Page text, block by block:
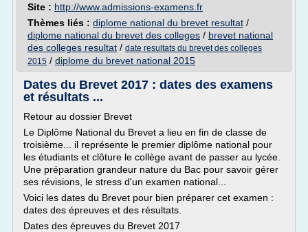
Site : http://www.admissions-examens.fr
Thèmes liés : diplome national du brevet resultat /
diplome national du brevet des colleges / brevet national
des colleges resultat / date resultats du brevet des colleges
2015 / diplome du brevet national 2015
Dates du Brevet 2017 : dates des examens
et résultats ...
Retour au dossier Brevet
Le Diplôme National du Brevet a lieu en fin de classe de
troisième... il représente le premier diplôme national pour
les étudiants et clôture le collège avant de passer au lycée.
Une préparation grandeur nature du Bac pour savoir gérer
ses révisions, le stress d'un examen national...
Voici les dates du Brevet pour bien préparer cet examen :
dates des épreuves et des résultats.
Dates des épreuves du Brevet 2017